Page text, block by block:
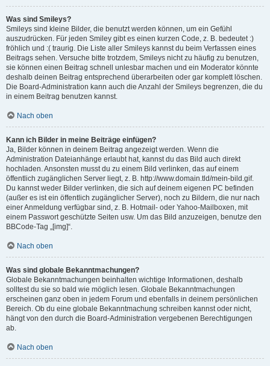
Was sind Smileys?
Smileys sind kleine Bilder, die benutzt werden können, um ein Gefühl
auszudrücken. Für jeden Smiley gibt es einen kurzen Code, z. B. bedeutet :)
fröhlich und :( traurig. Die Liste aller Smileys kannst du beim Verfassen eines
Beitrags sehen. Versuche bitte trotzdem, Smileys nicht zu häufig zu benutzen,
sie können einen Beitrag schnell unlesbar machen und ein Moderator könnte
deshalb deinen Beitrag entsprechend überarbeiten oder gar komplett löschen.
Die Board-Administration kann auch die Anzahl der Smileys begrenzen, die du
in einem Beitrag benutzen kannst.
Nach oben
Kann ich Bilder in meine Beiträge einfügen?
Ja, Bilder können in deinem Beitrag angezeigt werden. Wenn die
Administration Dateianhänge erlaubt hat, kannst du das Bild auch direkt
hochladen. Ansonsten musst du zu einem Bild verlinken, das auf einem
öffentlich zugänglichen Server liegt, z. B. http://www.domain.tld/mein-bild.gif.
Du kannst weder Bilder verlinken, die sich auf deinem eigenen PC befinden
(außer es ist ein öffentlich zugänglicher Server), noch zu Bildern, die nur nach
einer Anmeldung verfügbar sind, z. B. Hotmail- oder Yahoo-Mailboxen, mit
einem Passwort geschützte Seiten usw. Um das Bild anzuzeigen, benutze den
BBCode-Tag „[img]“.
Nach oben
Was sind globale Bekanntmachungen?
Globale Bekanntmachungen beinhalten wichtige Informationen, deshalb
solltest du sie so bald wie möglich lesen. Globale Bekanntmachungen
erscheinen ganz oben in jedem Forum und ebenfalls in deinem persönlichen
Bereich. Ob du eine globale Bekanntmachung schreiben kannst oder nicht,
hängt von den durch die Board-Administration vergebenen Berechtigungen
ab.
Nach oben